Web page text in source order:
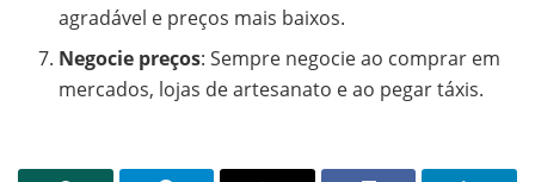
agradável e preços mais baixos.
Negocie preços: Sempre negocie ao comprar em
mercados, lojas de artesanato e ao pegar táxis.